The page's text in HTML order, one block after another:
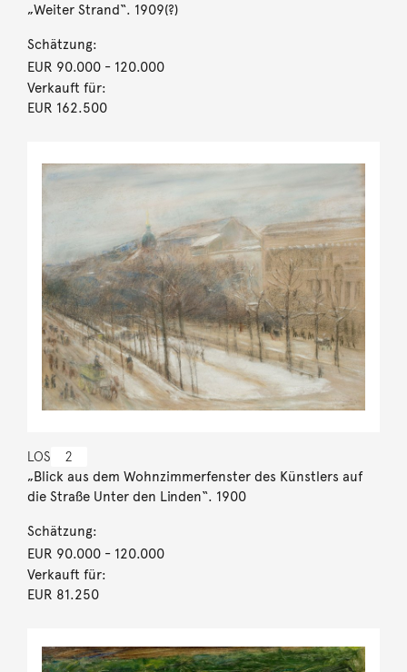
„Weiter Strand“. 1909(?)
Schätzung:
EUR 90.000- 120.000
Verkauft für:
EUR 162.500
LOS 2
„Blick aus dem Wohnzimmerfenster des Künstlers auf
die Straße Unter den Linden“. 1900
Schätzung:
EUR 90.000- 120.000
Verkauft für:
EUR 81.250